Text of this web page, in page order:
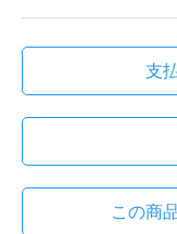
支
この商